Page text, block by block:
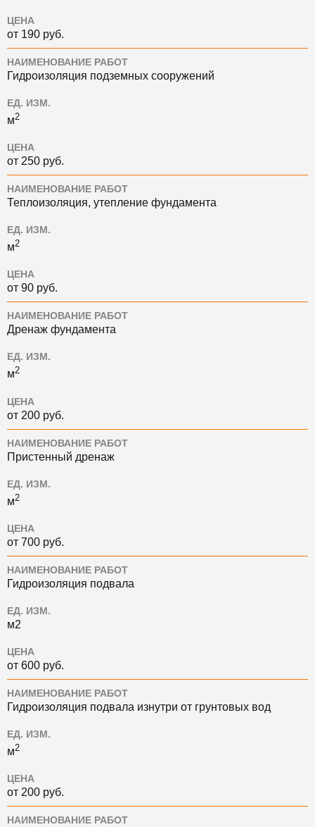
ЦЕНА
от 190 руб.
НАИМЕНОВАНИЕ РАБОТ
Гидроизоляция подземных сооружений
ЕД. ИЗМ.
м2
ЦЕНА
от 250 руб.
НАИМЕНОВАНИЕ РАБОТ
Теплоизоляция, утепление фундамента
ЕД. ИЗМ.
м2
ЦЕНА
от 90 руб.
НАИМЕНОВАНИЕ РАБОТ
Дренаж фундамента
ЕД. ИЗМ.
м2
ЦЕНА
от 200 руб.
НАИМЕНОВАНИЕ РАБОТ
Пристенный дренаж
ЕД. ИЗМ.
м2
ЦЕНА
от 700 руб.
НАИМЕНОВАНИЕ РАБОТ
Гидроизоляция подвала
ЕД. ИЗМ.
м2
ЦЕНА
от 600 руб.
НАИМЕНОВАНИЕ РАБОТ
Гидроизоляция подвала изнутри от грунтовых вод
ЕД. ИЗМ.
м2
ЦЕНА
от 200 руб.
НАИМЕНОВАНИЕ РАБОТ